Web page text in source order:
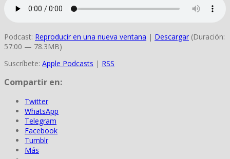
Podcast: Reproducir en una nueva ventana | Descargar (Duración:
57:00 — 78.3MB)
Suscríbete: Apple Podcasts | RSS
Compartir en:
Twitter
WhatsApp
Telegram
Facebook
Tumblr
Más